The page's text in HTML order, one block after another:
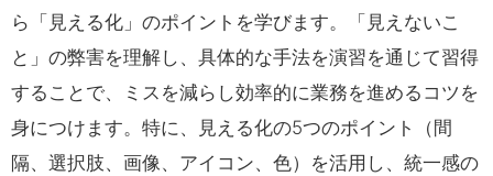
ら「見える化」のポイントを学びます。「見えないこ
と」の弊害を理解し、具体的な手法を演習を通じて習得
することで、ミスを減らし効率的に業務を進めるコツを
身につけます。特に、見える化の5つのポイント（間
隔、選択肢、画像、アイコン、色）を活用し、統一感の